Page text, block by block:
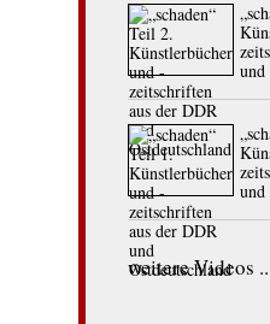
und
und
weitere Videos